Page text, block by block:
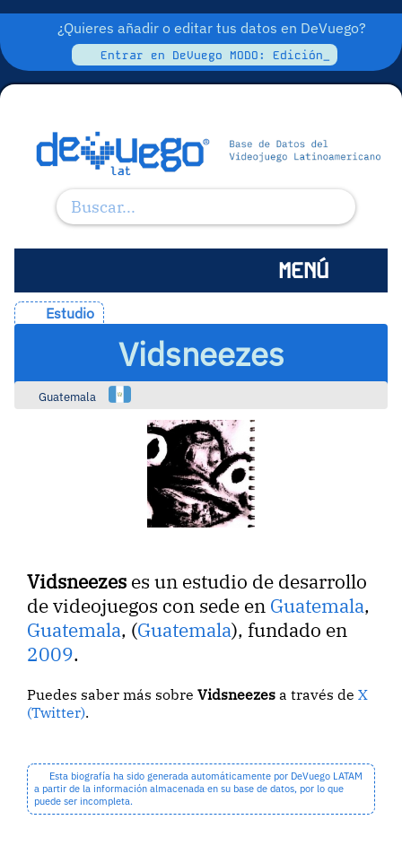
¿Quieres añadir o editar tus datos en DeVuego?
Entrar en DeVuego MODO: Edición_
MENÚ
Estudio
Vidsneezes
Guatemala
Vidsneezes es un estudio de desarrollo
de videojuegos con sede en Guatemala,
Guatemala, (Guatemala), fundado en
2009.
Puedes saber más sobreVidsneezes a través deX
(Twitter).
Esta biografía ha sido generada automáticamente por DeVuego LATAM
a partir de la información almacenada en su base de datos, por lo que
puede ser incompleta.